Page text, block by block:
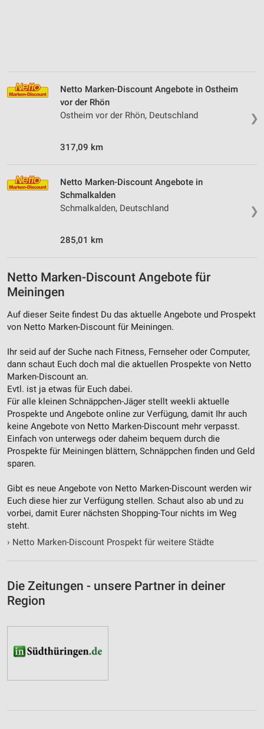
❯
Netto Marken-Discount Angebote in Ostheim
vor der Rhön
Ostheim vor der Rhön, Deutschland
317,09 km
❯
Netto Marken-Discount Angebote in
Schmalkalden
Schmalkalden, Deutschland
285,01 km
Netto Marken-Discount Angebote für
Meiningen
Auf dieser Seite findest Du das aktuelle Angebote und Prospekt
von Netto Marken-Discount für Meiningen.
Ihr seid auf der Suche nach Fitness, Fernseher oder Computer,
dann schaut Euch doch mal die aktuellen Prospekte von Netto
Marken-Discount an.
Evtl. ist ja etwas für Euch dabei.
Für alle kleinen Schnäppchen-Jäger stellt weekli aktuelle
Prospekte und Angebote online zur Verfügung, damit Ihr auch
keine Angebote von Netto Marken-Discount mehr verpasst.
Einfach von unterwegs oder daheim bequem durch die
Prospekte für Meiningen blättern, Schnäppchen finden und Geld
sparen.
Gibt es neue Angebote von Netto Marken-Discount werden wir
Euch diese hier zur Verfügung stellen. Schaut also ab und zu
vorbei, damit Eurer nächsten Shopping-Tour nichts im Weg
steht.
› Netto Marken-Discount Prospekt für weitere Städte
Die Zeitungen - unsere Partner in deiner
Region